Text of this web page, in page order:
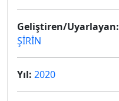
Geliştiren/Uyarlayan:
ŞİRİN
Yıl: 2020